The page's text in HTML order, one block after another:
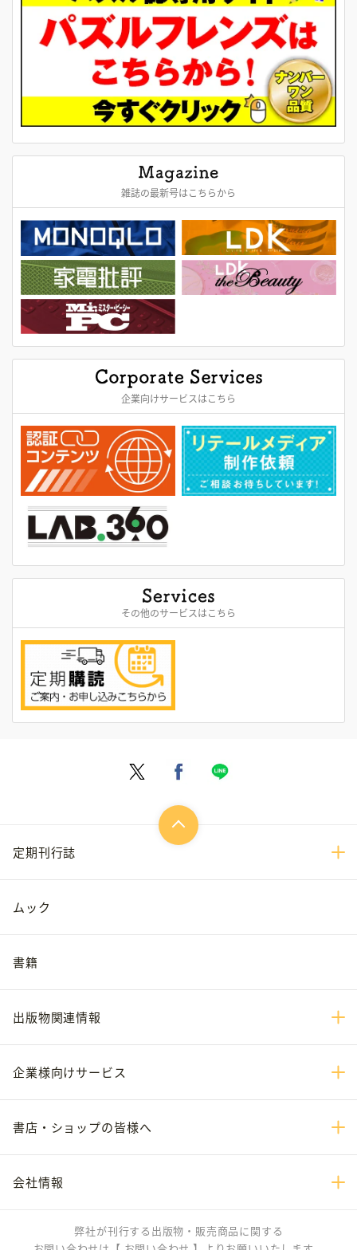
雑誌の最新号はこちらから
企業向けサービスはこちら
その他のサービスはこちら
定期刊行誌
ムック
書籍
出版物関連情報
企業様向けサービス
書店・ショップの皆様へ
会社情報
弊社が刊行する出版物・販売商品に関する